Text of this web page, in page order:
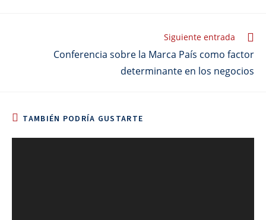
Siguiente entrada
Conferencia sobre la Marca País como factor
determinante en los negocios
TAMBIÉN PODRÍA GUSTARTE